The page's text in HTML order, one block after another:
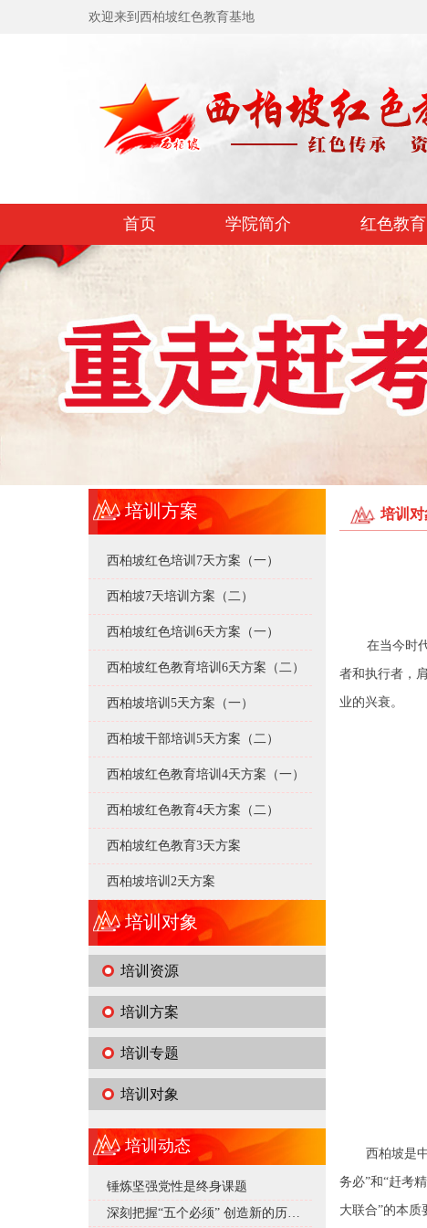
欢迎来到西柏坡红色教育基地
首页 学院简介 红色教育
培训方案
西柏坡红色培训7天方案（一）
西柏坡7天培训方案（二）
西柏坡红色培训6天方案（一）
西柏坡红色教育培训6天方案（二）
西柏坡培训5天方案（一）
西柏坡干部培训5天方案（二）
西柏坡红色教育培训4天方案（一）
西柏坡红色教育4天方案（二）
西柏坡红色教育3天方案
西柏坡培训2天方案
培训对象
培训资源
培训方案
培训专题
培训对象
培训动态
锤炼坚强党性是终身课题
培训对
在当今时
者和执行者，
业的兴衰。
西柏坡是
务必”和“赶考
大联合”的本质